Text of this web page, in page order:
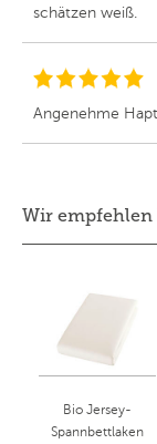
schätzen weiß.
Angenehme
Wir
Bio Jersey-
Spannbettlaken